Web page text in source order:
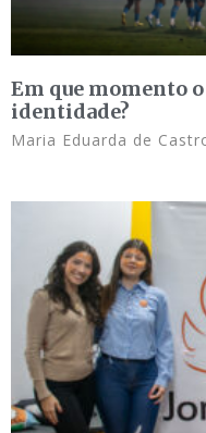
Em que momento
identidade?
Maria Eduarda de